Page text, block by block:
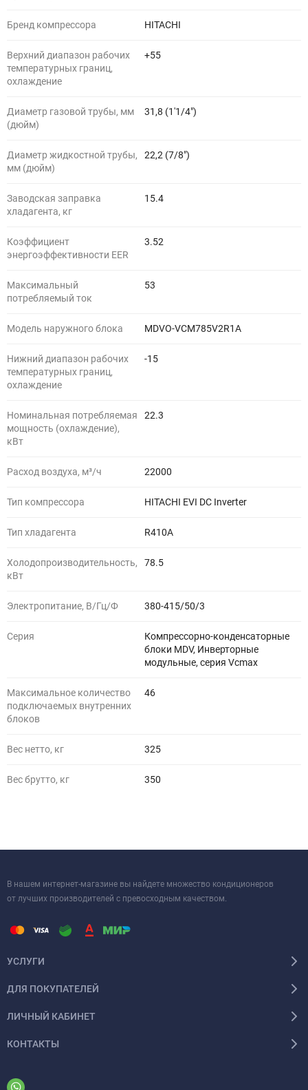
Бренд компрессора HITACHI
Верхний диапазон рабочих
температурных границ,
охлаждение
+55
Диаметр газовой трубы, мм
(дюйм)
31,8 (1'1/4")
Диаметр жидкостной трубы,
мм (дюйм)
22,2 (7/8")
Заводская заправка
хладагента, кг
15.4
Коэффициент
энергоэффективности EER
3.52
Максимальный
потребляемый ток
53
Модель наружного блока MDVO-VCM785V2R1A
Нижний диапазон рабочих
температурных границ,
охлаждение
-15
Номинальная потребляемая
мощность (охлаждение),
кВт
22.3
Расход воздуха, м³/ч 22000
Тип компрессора HITACHI EVI DC Inverter
Тип хладагента R410A
Холодопроизводительность,
кВт
78.5
Электропитание, В/Гц/Ф 380-415/50/3
Серия
Компрессорно-конденсаторные
блоки MDV, Инверторные
модульные, серия Vcmax
Максимальное количество
подключаемых внутренних
блоков
46
Вес нетто, кг 325
Вес брутто, кг 350
В нашем интернет-магазине вы найдете множество кондиционеров
от лучших производителей с превосходным качеством.
УСЛУГИ
ДЛЯ ПОКУПАТЕЛЕЙ
ЛИЧНЫЙ КАБИНЕТ
КОНТАКТЫ